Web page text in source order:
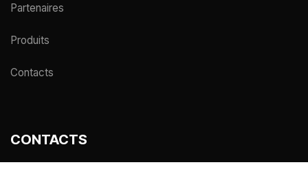
Partenaires
Produits
Contacts
CONTACTS